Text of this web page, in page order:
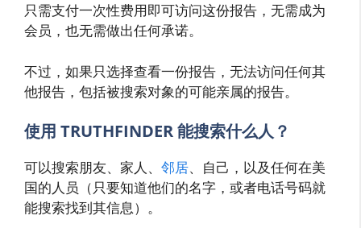
只需支付一次性费用即可访问这份报告，无需成为
会员，也无需做出任何承诺。
不过，如果只选择查看一份报告，无法访问任何其
他报告，包括被搜索对象的可能亲属的报告。
使用 TRUTHFINDER 能搜索什么人？
可以搜索朋友、家人、 邻居、自己，以及任何在美
国的人员（只要知道他们的名字，或者电话号码就
能搜索找到其信息）。